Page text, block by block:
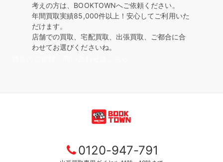
考えの方は、BOOKTOWNへご依頼ください。
年間買取実績85,000件以上！安心してご利用いた
だけます。
店舗での買取、宅配買取、出張買取、ご都合に合
わせてお選びくださいね。
0120-947-791